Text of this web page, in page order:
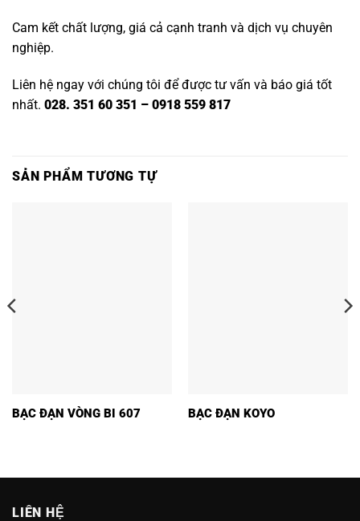
Cam kết chất lượng, giá cả cạnh tranh và dịch vụ chuyên
nghiệp.
Liên hệ ngay với chúng tôi để được tư vấn và báo giá tốt
nhất. 028. 351 60 351 – 0918 559 817
SẢN PHẨM TƯƠNG TỰ
BẠC ĐẠN VÒNG BI 607 BẠC ĐẠN KOYO
LIÊN HỆ